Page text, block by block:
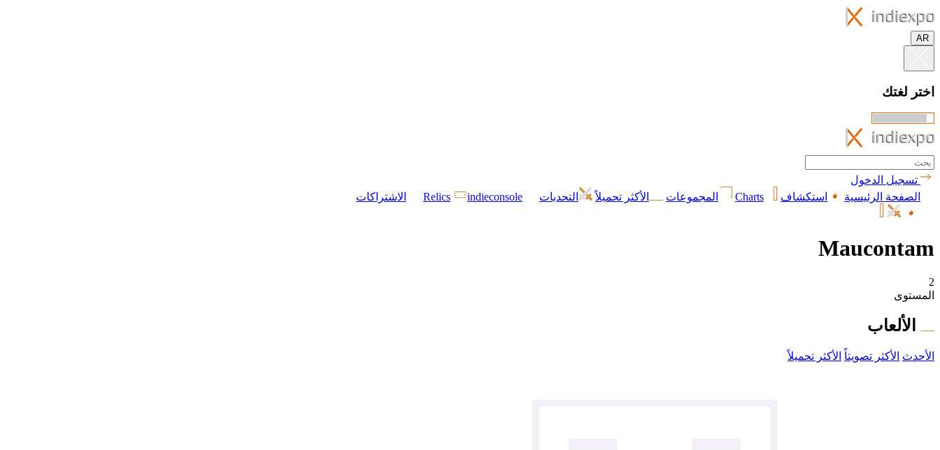
AR
اختر لغتك
تسجيل الدخول
الصفحة الرئيسية
استكشاف Charts المجموعات الأكثر تحميلاً التحديات Relics indieconsole الاشتراكات
Maucontam
2
المستوى
الألعاب
الأحدث الأكثر تصويتاً الأكثر تحميلاً